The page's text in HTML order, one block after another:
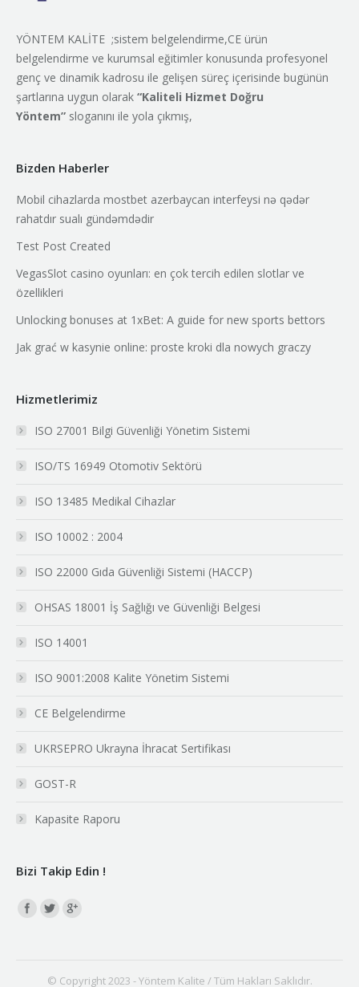
YÖNTEM KALİTE ;sistem belgelendirme,CE ürün
belgelendirme ve kurumsal eğitimler konusunda profesyonel
genç ve dinamik kadrosu ile gelişen süreç içerisinde bugünün
şartlarına uygun olarak “Kaliteli Hizmet Doğru
Yöntem” sloganını ile yola çıkmış,
Bizden Haberler
Mobil cihazlarda mostbet azerbaycan interfeysi nə qədər
rahatdır sualı gündəmdədir
Test Post Created
VegasSlot casino oyunları: en çok tercih edilen slotlar ve
özellikleri
Unlocking bonuses at 1xBet: A guide for new sports bettors
Jak grać w kasynie online: proste kroki dla nowych graczy
Hizmetlerimiz
ISO 27001 Bilgi Güvenliği Yönetim Sistemi
ISO/TS 16949 Otomotiv Sektörü
ISO 13485 Medikal Cihazlar
ISO 10002 : 2004
ISO 22000 Gıda Güvenliği Sistemi (HACCP)
OHSAS 18001 İş Sağlığı ve Güvenliği Belgesi
ISO 14001
ISO 9001:2008 Kalite Yönetim Sistemi
CE Belgelendirme
UKRSEPRO Ukrayna İhracat Sertifikası
GOST-R
Kapasite Raporu
Bizi Takip Edin !
Find us on:
© Copyright 2023 - Yöntem Kalite / Tüm Hakları Saklıdır.